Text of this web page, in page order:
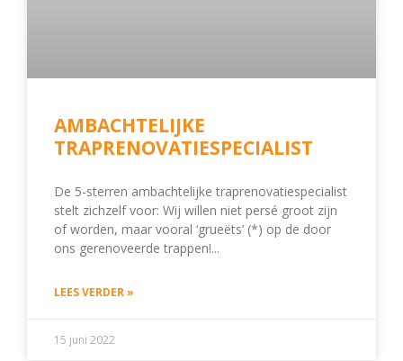
AMBACHTELIJKE
TRAPRENOVATIESPECIALIST
De 5-sterren ambachtelijke traprenovatiespecialist
stelt zichzelf voor: Wij willen niet persé groot zijn
of worden, maar vooral ‘grueëts’ (*) op de door
ons gerenoveerde trappen!
LEES VERDER »
15 juni 2022